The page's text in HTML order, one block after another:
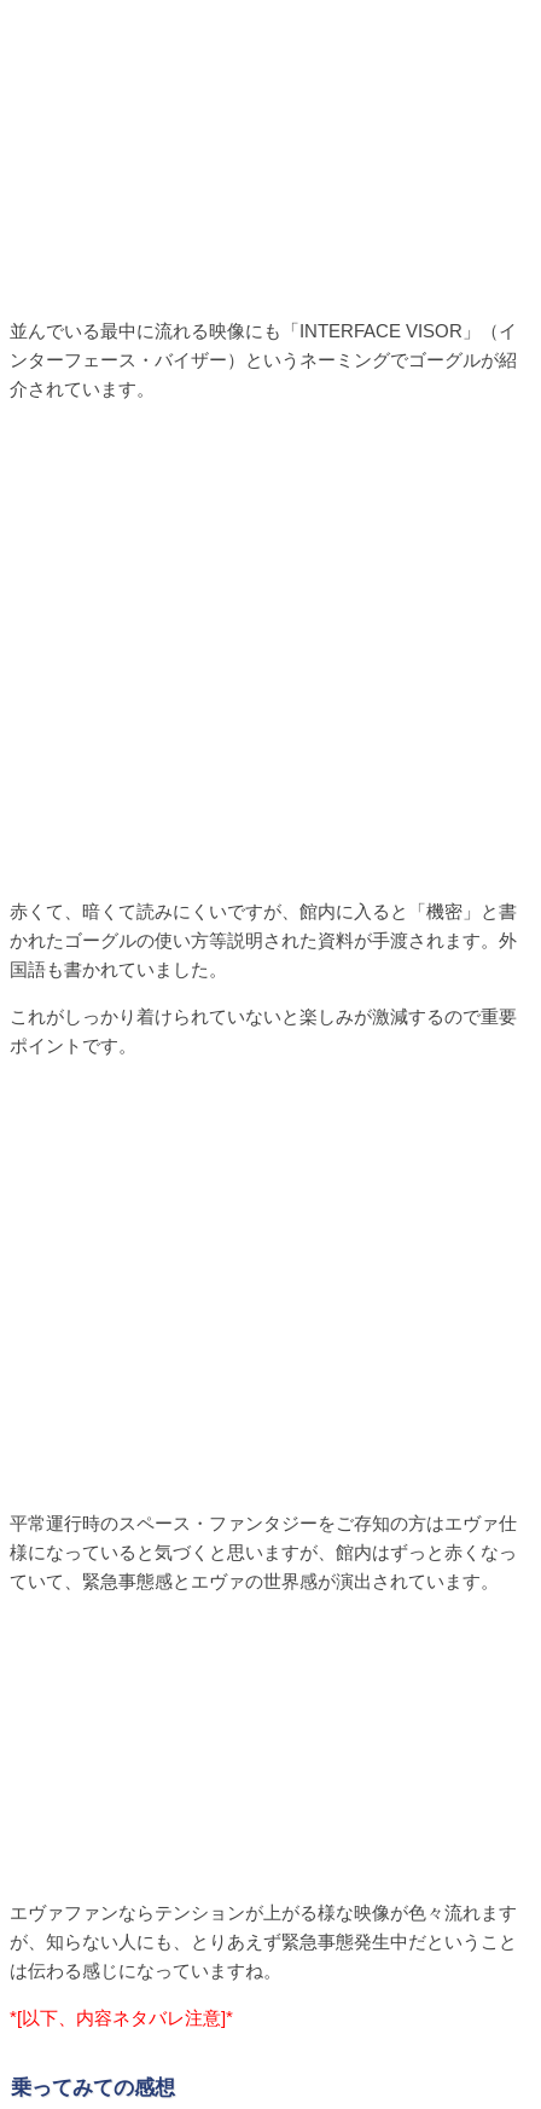
並んでいる最中に流れる映像にも「INTERFACE VISOR」（イ
ンターフェース・バイザー）というネーミングでゴーグルが紹
介されています。
赤くて、暗くて読みにくいですが、館内に入ると「機密」と書
かれたゴーグルの使い方等説明された資料が手渡されます。外
国語も書かれていました。
これがしっかり着けられていないと楽しみが激減するので重要
ポイントです。
平常運行時のスペース・ファンタジーをご存知の方はエヴァ仕
様になっていると気づくと思いますが、館内はずっと赤くなっ
ていて、緊急事態感とエヴァの世界感が演出されています。
エヴァファンならテンションが上がる様な映像が色々流れます
が、知らない人にも、とりあえず緊急事態発生中だということ
は伝わる感じになっていますね。
*[以下、内容ネタバレ注意]*
乗ってみての感想